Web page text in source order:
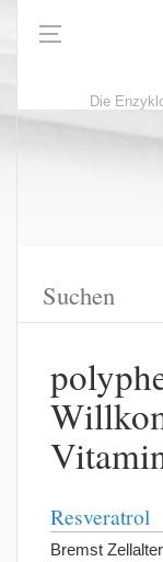
Die
Resveratrol
Bremst